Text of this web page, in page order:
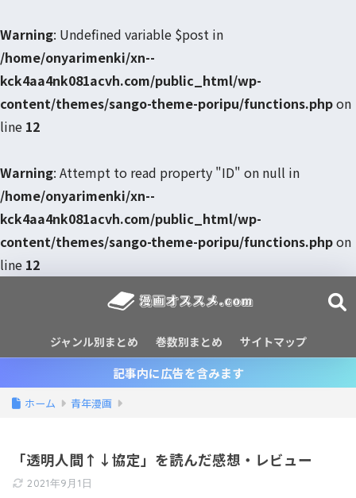
Warning: Undefined variable $post in
/home/onyarimenki/xn--
kck4aa4nk081acvh.com/public_html/wp-
content/themes/sango-theme-poripu/functions.phpon
line 12
Warning: Attempt to read property "ID" on null in
/home/onyarimenki/xn--
kck4aa4nk081acvh.com/public_html/wp-
content/themes/sango-theme-poripu/functions.phpon
line 12
ジャンル別まとめ 巻数別まとめ サイトマップ
記事内に広告を含みます
ホーム 青年漫画
「透明人間↑↓協定」を読んだ感想・レビュー
2021年9月1日